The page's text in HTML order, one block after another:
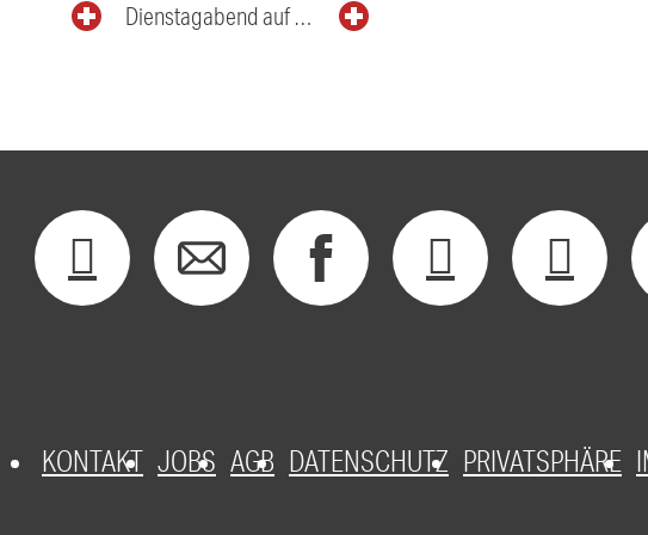
Dienstagabend auf …
KONTAKT JOBS AGB DATENSCHUTZ PRIVATSPHÄRE